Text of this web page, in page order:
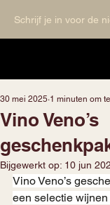
Schrijf je in voor de
Vino Veno’s
30 mei 2025 1 minuten om
Bijgewerkt op: 10 jun
Vino Veno’s
een selectie